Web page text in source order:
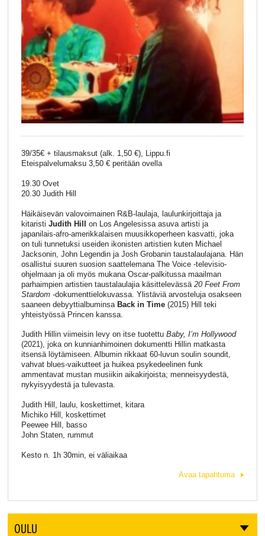
39/35€ + tilausmaksut (alk. 1,50 €), Lippu.fi
Eteispalvelumaksu 3,50 € peritään ovella
19.30 Ovet
20.30 Judith Hill
Häikäisevän valovoimainen R&B-laulaja, laulunkirjoittaja ja
kitaristi Judith Hill on Los Angelesissa asuva artisti ja
japanilais-afro-amerikkalaisen muusikkoperheen kasvatti, joka
on tuli tunnetuksi useiden ikonisten artistien kuten Michael
Jacksonin, John Legendin ja Josh Grobanin taustalaulajana. Hän
osallistui suuren suosion saattelemana The Voice -televisio-
ohjelmaan ja oli myös mukana Oscar-palkitussa maailman
parhaimpien artistien taustalaulajia käsittelevässä 20 Feet From
Stardom-dokumenttielokuvassa. Ylistäviä arvosteluja osakseen
saaneen debyyttialbuminsa Back in Time(2015) Hill teki
yhteistyössä Princen kanssa.
Judith Hillin viimeisin levy on itse tuotettuBaby, I’m Hollywood
(2021), joka on kunnianhimoinen dokumentti Hillin matkasta
itsensä löytämiseen. Albumin rikkaat 60-luvun soulin soundit,
vahvat blues-vaikutteet ja huikea psykedeelinen funk
ammentavat mustan musiikin aikakirjoista; menneisyydestä,
nykyisyydestä ja tulevasta.
Judith Hill, laulu, koskettimet, kitara
Michiko Hill, koskettimet
Peewee Hill, basso
John Staten, rummut
Kesto n. 1h 30min, ei väliaikaa
Avaa tapahtuma
OULU